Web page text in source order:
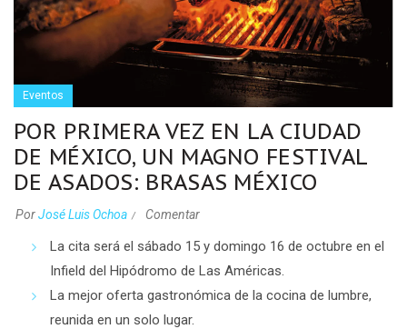
Eventos
POR PRIMERA VEZ EN LA CIUDAD
DE MÉXICO, UN MAGNO FESTIVAL
DE ASADOS: BRASAS MÉXICO
PorJosé Luis Ochoa Comentar
La cita será el sábado 15 y domingo 16 de octubre en el
Infield del Hipódromo de Las Américas.
La mejor oferta gastronómica de la cocina de lumbre,
reunida en un solo lugar.